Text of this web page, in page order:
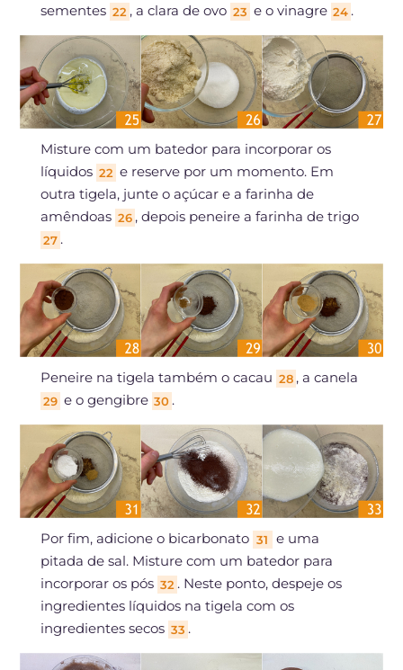
sementes 22 , a clara de ovo 23 e o vinagre 24 .
Misture com um batedor para incorporar os
líquidos 22 e reserve por um momento. Em
outra tigela, junte o açúcar e a farinha de
amêndoas 26 , depois peneire a farinha de trigo
27 .
Peneire na tigela também o cacau 28 , a canela
29 e o gengibre 30 .
Por fim, adicione o bicarbonato 31
e uma
pitada de sal. Misture com um batedor para
incorporar os pós 32 . Neste ponto, despeje os
ingredientes líquidos na tigela com os
ingredientes secos 33 .